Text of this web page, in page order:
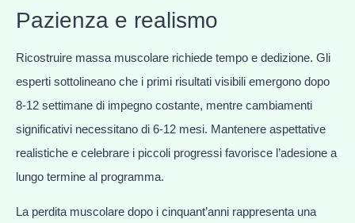
Pazienza e realismo
Ricostruire massa muscolare richiede tempo e dedizione. Gli
esperti sottolineano che i primi risultati visibili emergono dopo
8-12 settimane di impegno costante, mentre cambiamenti
significativi necessitano di 6-12 mesi. Mantenere aspettative
realistiche e celebrare i piccoli progressi favorisce l’adesione a
lungo termine al programma.
La perdita muscolare dopo i cinquant’anni rappresenta una